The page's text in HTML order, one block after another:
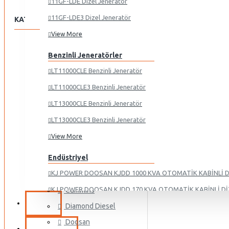
11GF-LDE3 Dizel Jeneratör
View More
Benzinli Jeneratörler
LT11000CLE Benzinli Jeneratör
LT11000CLE3 Benzinli Jeneratör
LT13000CLE Benzinli Jeneratör
LT13000CLE3 Benzinli Jeneratör
View More
Endüstriyel
KJ POWER DOOSAN KJDD 1000 KVA OTOMATİK KABİNLİ
KJ POWER DOOSAN KJDD 170 KVA OTOMATİK KABİNLİ
KJ POWER DOOSAN KJDD 220 KVA OTOMATİK KABİNLİ
KJ POWER DOOSAN KJDD 255 KVA OTOMATİK KABİNLİ
KATEGORILER
BENZINLI
PORTATIF
KIRALIK
2. EL
MOTOR
Alpha
Baudouin
Cummıns
Diamond Diesel
Doosan